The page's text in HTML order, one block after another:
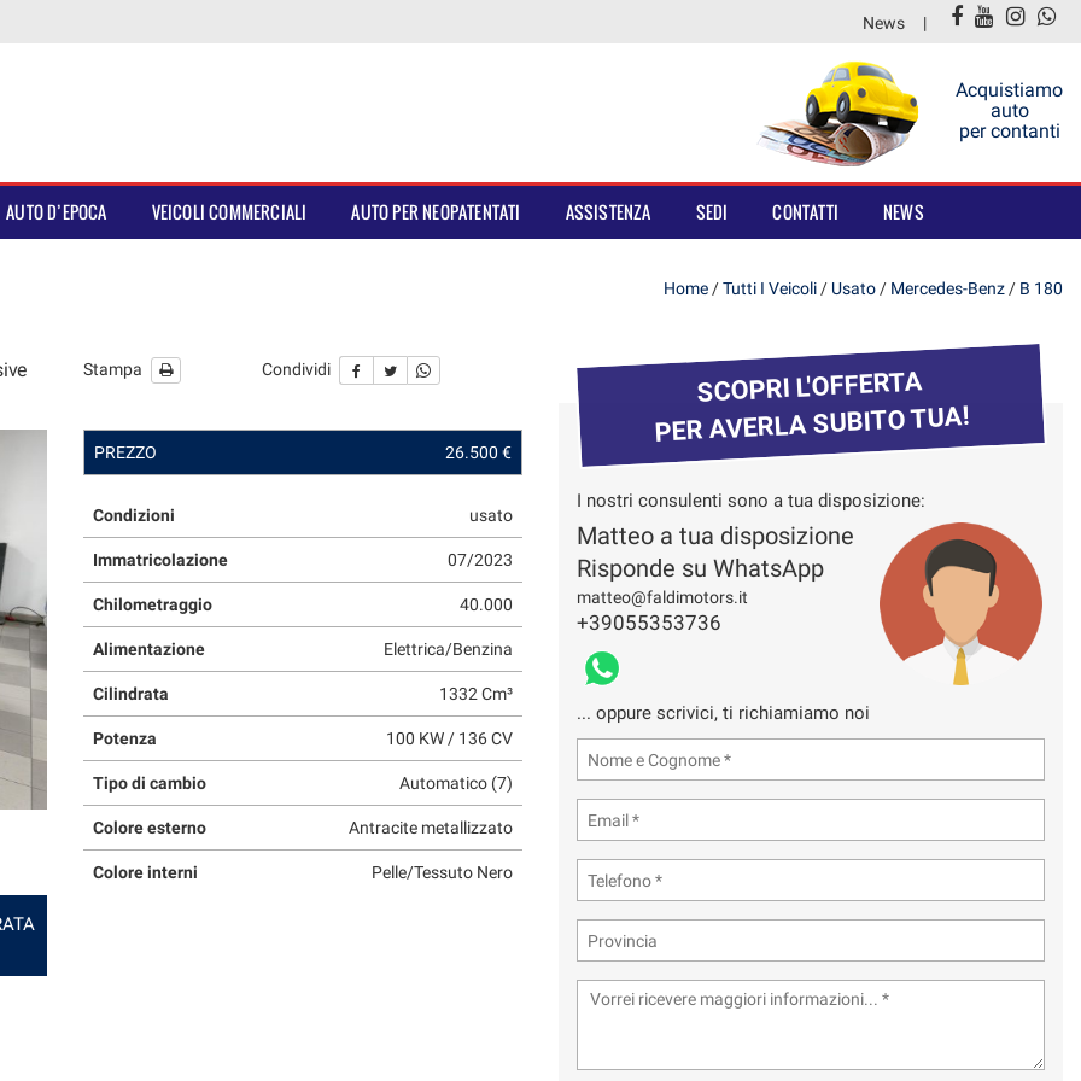
News
Acquistiamo
auto
per contanti
AUTO D’EPOCA VEICOLI COMMERCIALI AUTO PER NEOPATENTATI ASSISTENZA SEDI CONTATTI NEWS
Home /Tutti I Veicoli / Usato / Mercedes-Benz / B 180
Stampa Condividi
PREZZO 26.500 €
Condizioni usato
Immatricolazione 07/2023
Chilometraggio 40.000
Alimentazione Elettrica/Benzina
Cilindrata 1332 Cm³
Potenza 100 KW / 136 CV
Tipo di cambio Automatico (7)
Colore esterno Antracite metallizzato
Colore interni Pelle/Tessuto Nero
SCOPRI L'OFFERTA
PER AVERLA SUBITO TUA!
I nostri consulenti sono a tua disposizione:
Matteo a tua disposizione
Risponde su WhatsApp
matteo@faldimotors.it
+39055353736
... oppure scrivici, ti richiamiamo noi